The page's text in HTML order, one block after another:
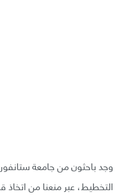
وجد باحثون من جامعة
التخطيط، عبر منعنا من اتخاذ